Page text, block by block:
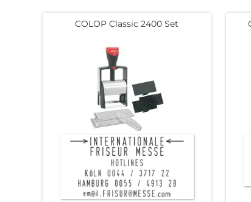
COLOP Classic 2400 Set